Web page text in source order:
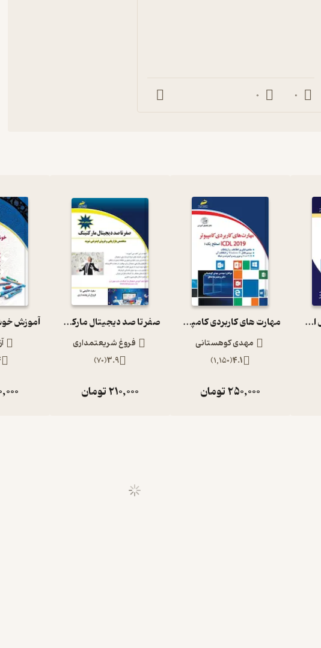
0
0
سرمایه گذاری در بورس اوراق بهادار مهارت های کاربردی کامپیوتر2019 ICDL سطح یک
مهدی کوهستانی
4.1
(
1,150
)
250,000تومان
صفر تا صد دیجیتال مارکتینگ
فروغ شریعتمداری
3.9
(
70
)
210,000تومان